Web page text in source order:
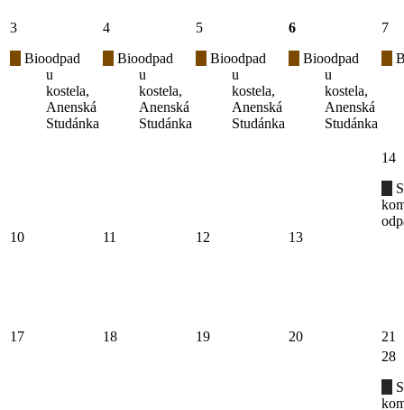
3
Bioodpad
u
kostela,
Anenská
Studánka
4
Bioodpad
u
kostela,
Anenská
Studánka
5
Bioodpad
u
kostela,
Anenská
Studánka
6
Bioodpad
u
kostela,
Anenská
Studánka
7
10 11 12 13
14
17 18 19 20
21
28